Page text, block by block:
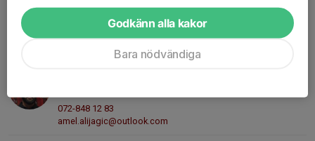
072-848 12 83
amel.alijagic@outlook.com
Godkänn alla kakor
Bara nödvändiga